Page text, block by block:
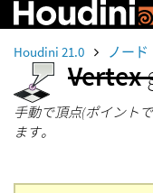
Houdini 21.0 ノード
Vertex
手動で頂点(ポイント
ます。